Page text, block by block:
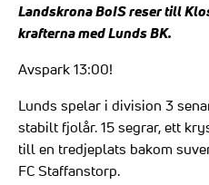
Landskrona BoIS reser till
krafterna med Lunds BK.
Avspark 13:00!
Lunds spelar i division 3
stabilt fjolår. 15 segrar, ett
till en tredjeplats bakom
FC Staffanstorp.